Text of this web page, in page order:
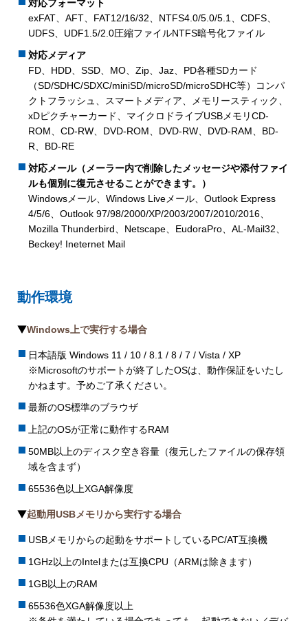
対応フォーマット
exFAT、AFT、FAT12/16/32、NTFS4.0/5.0/5.1、CDFS、
UDFS、UDF1.5/2.0圧縮ファイルNTFS暗号化ファイル
対応メディア
FD、HDD、SSD、MO、Zip、Jaz、PD各種SDカード
（SD/SDHC/SDXC/miniSD/microSD/microSDHC等）コンパ
クトフラッシュ、スマートメディア、メモリースティック、
xDピクチャーカード、マイクロドライブUSBメモリCD-
ROM、CD-RW、DVD-ROM、DVD-RW、DVD-RAM、BD-
R、BD-RE
対応メール（メーラー内で削除したメッセージや添付ファイ
ルも個別に復元させることができます。）
Windowsメール、Windows Liveメール、Outlook Express
4/5/6、Outlook 97/98/2000/XP/2003/2007/2010/2016、
Mozilla Thunderbird、Netscape、EudoraPro、AL-Mail32、
Beckey! Ineternet Mail
動作環境
Windows上で実行する場合
日本語版 Windows 11 / 10 / 8.1 / 8 / 7 / Vista / XP
※Microsoftのサポートが終了したOSは、動作保証をいたし
かねます。予めご了承ください。
最新のOS標準のブラウザ
上記のOSが正常に動作するRAM
50MB以上のディスク空き容量（復元したファイルの保存領
域を含まず）
65536色以上XGA解像度
起動用USBメモリから実行する場合
USBメモリからの起動をサポートしているPC/AT互換機
1GHz以上のIntelまたは互換CPU（ARMは除きます）
1GB以上のRAM
65536色XGA解像度以上